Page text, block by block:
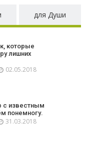
для Души
которые
лишних
02.05.2018
с известным
понемногу.
31.03.2018